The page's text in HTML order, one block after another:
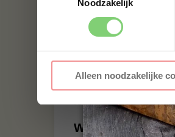
Noodzakelijk
Alleen noodzakelijke
Spare-ribs:
Pulled pork of
Groenten of
En natuurlijk: mix
Waarom